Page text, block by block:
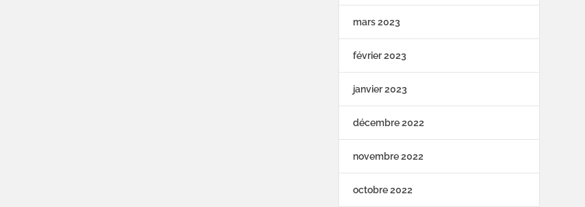
mars 2023
février 2023
janvier 2023
décembre 2022
novembre 2022
octobre 2022